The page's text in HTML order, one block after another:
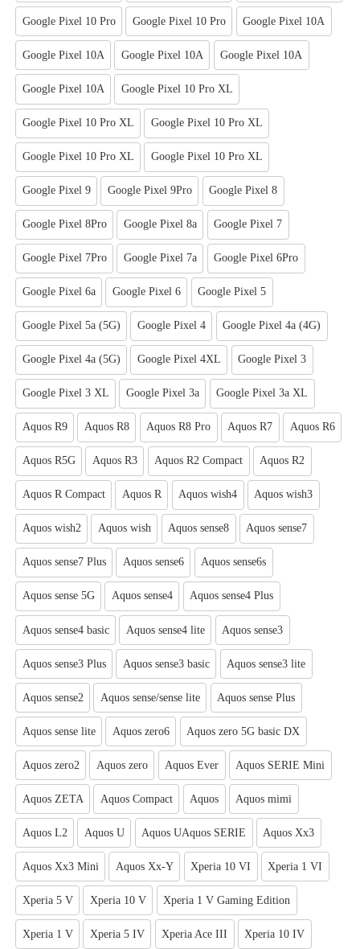
Google Pixel 10 Pro Google Pixel 10 Pro Google Pixel 10A
Google Pixel 10A Google Pixel 10A Google Pixel 10A
Google Pixel 10A Google Pixel 10 Pro XL
Google Pixel 10 Pro XL Google Pixel 10 Pro XL
Google Pixel 10 Pro XL Google Pixel 10 Pro XL
Google Pixel 9 Google Pixel 9Pro Google Pixel 8
Google Pixel 8Pro Google Pixel 8a Google Pixel 7
Google Pixel 7Pro Google Pixel 7a Google Pixel 6Pro
Google Pixel 6a Google Pixel 6 Google Pixel 5
Google Pixel 5a (5G) Google Pixel 4 Google Pixel 4a (4G)
Google Pixel 4a (5G) Google Pixel 4XL Google Pixel 3
Google Pixel 3 XL Google Pixel 3a Google Pixel 3a XL
Aquos R9 Aquos R8 Aquos R8 Pro Aquos R7 Aquos R6
Aquos R5G Aquos R3 Aquos R2 Compact Aquos R2
Aquos R Compact Aquos R Aquos wish4 Aquos wish3
Aquos wish2 Aquos wish Aquos sense8 Aquos sense7
Aquos sense7 Plus Aquos sense6 Aquos sense6s
Aquos sense 5G Aquos sense4 Aquos sense4 Plus
Aquos sense4 basic Aquos sense4 lite Aquos sense3
Aquos sense3 Plus Aquos sense3 basic Aquos sense3 lite
Aquos sense2 Aquos sense/sense lite Aquos sense Plus
Aquos sense lite Aquos zero6 Aquos zero 5G basic DX
Aquos zero2 Aquos zero Aquos Ever Aquos SERIE Mini
Aquos ZETA Aquos Compact Aquos Aquos mimi
Aquos L2 Aquos U Aquos UAquos SERIE Aquos Xx3
Aquos Xx3 Mini Aquos Xx-Y Xperia 10 VI Xperia 1 VI
Xperia 5 V Xperia 10 V Xperia 1 V Gaming Edition
Xperia 1 V Xperia 5 IV Xperia Ace III Xperia 10 IV